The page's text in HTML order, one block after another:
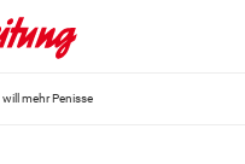
mehr Penisse